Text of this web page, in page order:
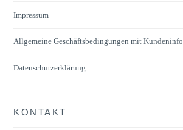
der
Impressum
Allgemeine Geschäftsbedingungen mit
Datenschutzerklärung
KONTAKT